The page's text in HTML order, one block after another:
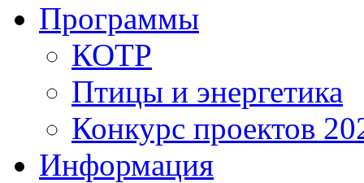
Программы
КОТР
Птицы и энергетика
Конкурс проектов
Информация